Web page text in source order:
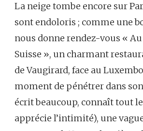
La neige tombe encore sur
sont endoloris ; comme une
nous donne rendez-vous «
Suisse », un charmant
de Vaugirard, face au
moment de pénétrer dans
écrit beaucoup, connaît tout
apprécie l’intimité), une